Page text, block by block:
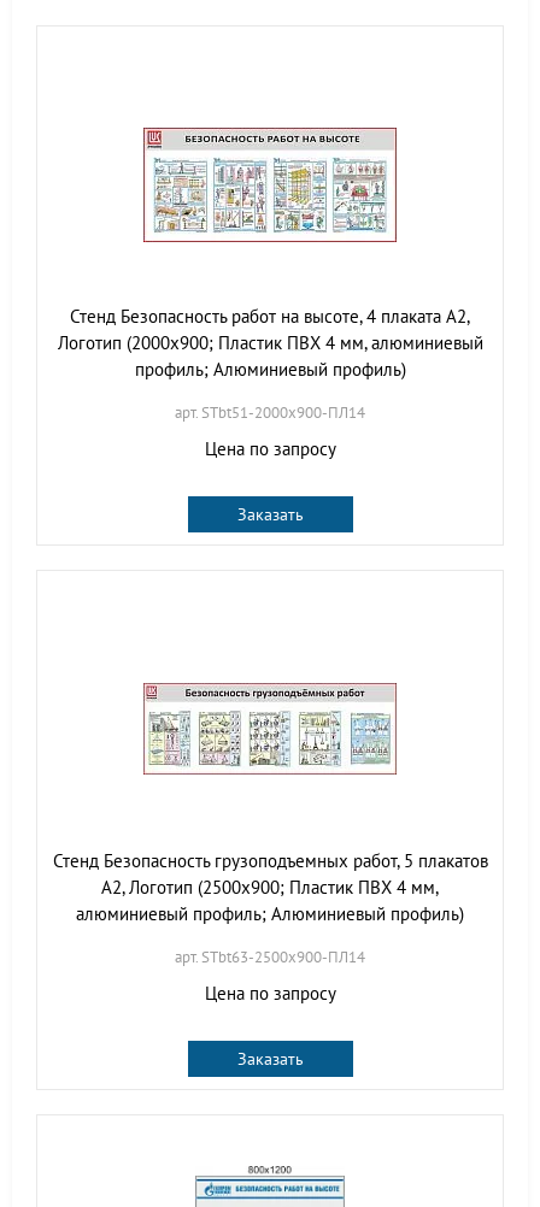
Стенд Безопасность работ на высоте, 4 плаката А2,
Логотип (2000х900; Пластик ПВХ 4 мм, алюминиевый
профиль; Алюминиевый профиль)
арт. STbt51-2000х900-ПЛ14
Цена по запросу
Заказать
Стенд Безопасность грузоподъемных работ, 5 плакатов
А2, Логотип (2500х900; Пластик ПВХ 4 мм,
алюминиевый профиль; Алюминиевый профиль)
арт. STbt63-2500х900-ПЛ14
Цена по запросу
Заказать